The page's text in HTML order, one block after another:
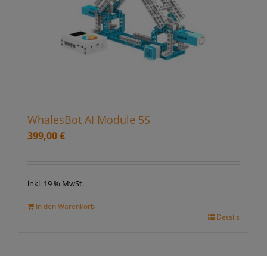
WhalesBot AI Module 5S
399,00€
inkl. 19 % MwSt.
In den Warenkorb
Details